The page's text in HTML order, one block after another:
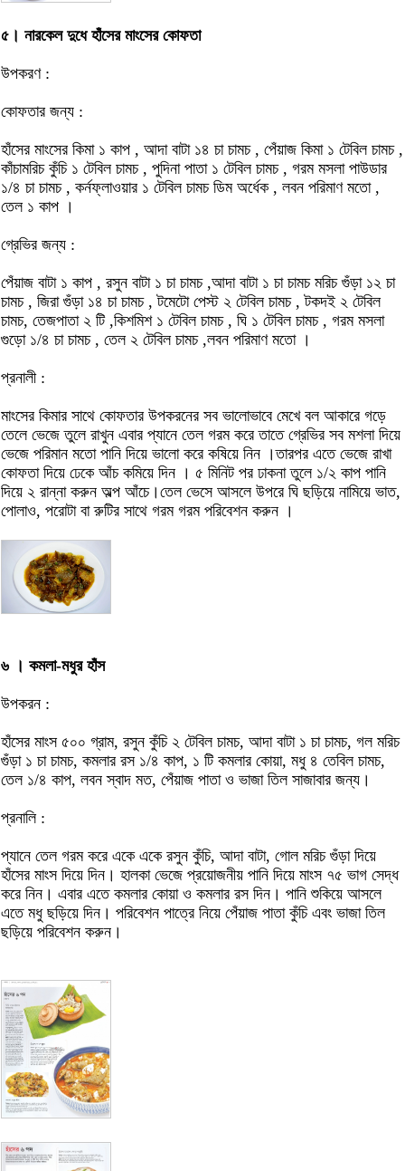
৫। নারকেল দুধে হাঁসের মাংসের কোফতা
উপকরণ :
কোফতার জন্য :
হাঁসের মাংসের কিমা ১ কাপ , আদা বাটা ১৪ চা চামচ , পেঁয়াজ কিমা ১ টেবিল চামচ ,
কাঁচামরিচ কুঁচি ১ টেবিল চামচ , পুদিনা পাতা ১ টেবিল চামচ , গরম মসলা পাউডার
১/৪ চা চামচ , কর্নফ্লাওয়ার ১ টেবিল চামচ ডিম অর্ধেক , লবন পরিমাণ মতো ,
তেল ১ কাপ ।
গ্রেভির জন্য :
পেঁয়াজ বাটা ১ কাপ , রসুন বাটা ১ চা চামচ ,আদা বাটা ১ চা চামচ মরিচ গুঁড়া ১২ চা
চামচ , জিরা গুঁড়া ১৪ চা চামচ , টমেটো পেস্ট ২ টেবিল চামচ , টকদই ২ টেবিল
চামচ, তেজপাতা ২ টি ,কিশমিশ ১ টেবিল চামচ , ঘি ১ টেবিল চামচ , গরম মসলা
গুড়ো ১/৪ চা চামচ , তেল ২ টেবিল চামচ ,লবন পরিমাণ মতো ।
প্রনালী :
মাংসের কিমার সাথে কোফতার উপকরনের সব ভালোভাবে মেখে বল আকারে গড়ে
তেলে ভেজে তুলে রাখুন এবার প্যানে তেল গরম করে তাতে গ্রেভির সব মশলা দিয়ে
ভেজে পরিমান মতো পানি দিয়ে ভালো করে কষিয়ে নিন ।তারপর এতে ভেজে রাখা
কোফতা দিয়ে ঢেকে আঁচ কমিয়ে দিন । ৫ মিনিট পর ঢাকনা তুলে ১/২ কাপ পানি
দিয়ে ২ রান্না করুন অল্প আঁচে।তেল ভেসে আসলে উপরে ঘি ছড়িয়ে নামিয়ে ভাত,
পোলাও, পরোটা বা রুটির সাথে গরম গরম পরিবেশন করুন ।
৬ । কমলা-মধুর হাঁস
উপকরন :
হাঁসের মাংস ৫০০ গ্রাম, রসুন কুঁচি ২ টেবিল চামচ, আদা বাটা ১ চা চামচ, গল মরিচ
গুঁড়া ১ চা চামচ, কমলার রস ১/৪ কাপ, ১ টি কমলার কোয়া, মধু ৪ তেবিল চামচ,
তেল ১/৪ কাপ, লবন স্বাদ মত, পেঁয়াজ পাতা ও ভাজা তিল সাজাবার জন্য।
প্রনালি :
প্যানে তেল গরম করে একে একে রসুন কুঁচি, আদা বাটা, গোল মরিচ গুঁড়া দিয়ে
হাঁসের মাংস দিয়ে দিন। হালকা ভেজে প্রয়োজনীয় পানি দিয়ে মাংস ৭৫ ভাগ সেদ্ধ
করে নিন। এবার এতে কমলার কোয়া ও কমলার রস দিন। পানি শুকিয়ে আসলে
এতে মধু ছড়িয়ে দিন। পরিবেশন পাত্রে নিয়ে পেঁয়াজ পাতা কুঁচি এবং ভাজা তিল
ছড়িয়ে পরিবেশন করুন।